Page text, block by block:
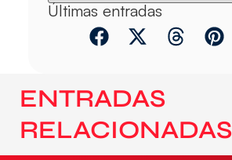
Últimas entradas
ENTRADAS
RELACIONADAS